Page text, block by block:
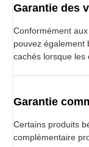
Garantie des
Conformément
pouvez également
cachés lorsque les
Garantie
Certains produits
complémentaire